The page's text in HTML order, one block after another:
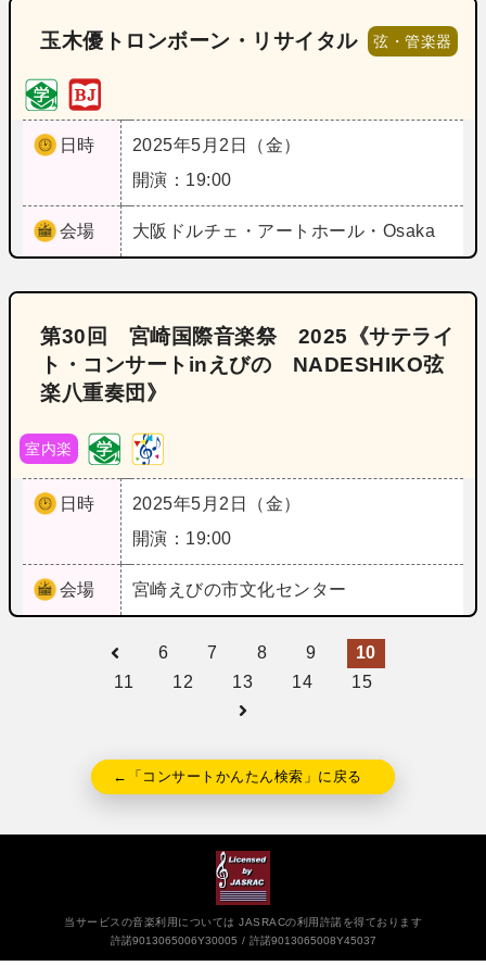
玉木優トロンボーン・リサイタル 弦・管楽器
日時
2025年5月2日（金）
開演：19:00
会場 大阪 ドルチェ・アートホール・Osaka
第30回 宮崎国際音楽祭 2025《サテライ
ト・コンサートinえびの NADESHIKO弦
楽八重奏団》
室内楽
日時
2025年5月2日（金）
開演：19:00
会場 宮崎 えびの市文化センター
6 7 8 9
10
11
12 13 14 15
←「コンサートかんたん検索」に戻る
当サービスの音楽利用については JASRACの利用許諾を得ております
許諾9013065006Y30005
許諾9013065008Y45037